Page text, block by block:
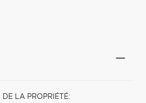
DE LA PROPRIÉTÉ: